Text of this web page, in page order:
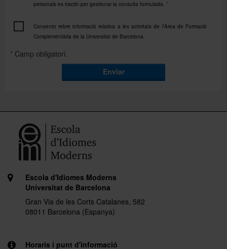
personals es tractin per gestionar la consulta formulada. *
Consento rebre informació relativa a les activitats de l’Àrea de Formació
Complementària de la Universitat de Barcelona.
* Camp obligatori.
Enviar
Escola d'Idiomes Moderns
Universitat de Barcelona
Gran Via de les Corts Catalanes, 582
08011 Barcelona (Espanya)
Horaris i punt d'informació